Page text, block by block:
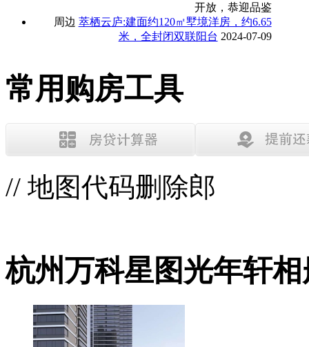
开放，恭迎品鉴
周边 萃栖云庐:建面约120㎡墅境洋房，约6.65
米，全封闭双联阳台 2024-07-09
常用购房工具
// 地图代码删除郎
杭州万科星图光年轩